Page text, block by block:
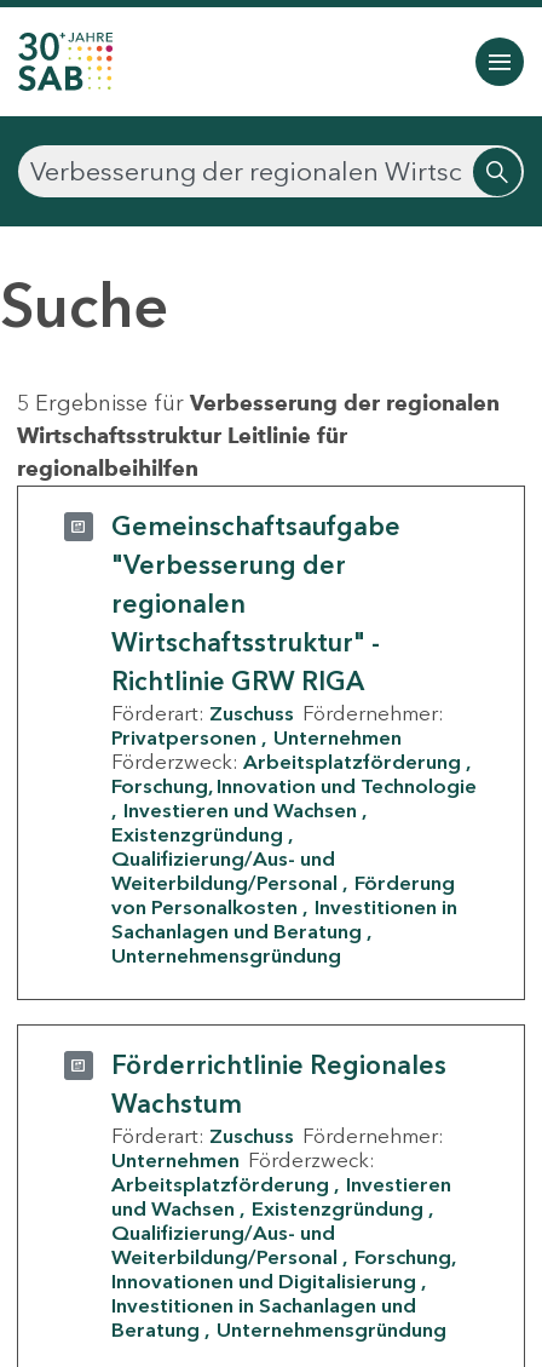
Suche
5 Ergebnisse für Verbesserung der regionalen
Wirtschaftsstruktur Leitlinie für
regionalbeihilfen
Gemeinschaftsaufgabe
"Verbesserung der
regionalen
Wirtschaftsstruktur" -
Richtlinie GRW RIGA
Förderart: Zuschuss Fördernehmer:
Privatpersonen
Unternehmen
Förderzweck: Arbeitsplatzförderung
Forschung, Innovation und Technologie
Investieren und Wachsen
Existenzgründung
Qualifizierung/Aus- und
Weiterbildung/Personal
Förderung
von Personalkosten
Investitionen in
Sachanlagen und Beratung
Unternehmensgründung
Förderrichtlinie Regionales
Wachstum
Förderart: Zuschuss Fördernehmer:
Unternehmen Förderzweck:
Arbeitsplatzförderung
Investieren
und Wachsen
Existenzgründung
Qualifizierung/Aus- und
Weiterbildung/Personal
Forschung,
Innovationen und Digitalisierung
Investitionen in Sachanlagen und
Beratung
Unternehmensgründung